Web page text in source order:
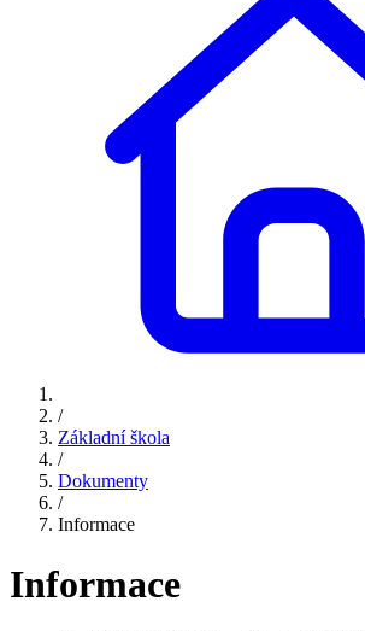
/
Základní škola
/
Dokumenty
/
Informace
Informace